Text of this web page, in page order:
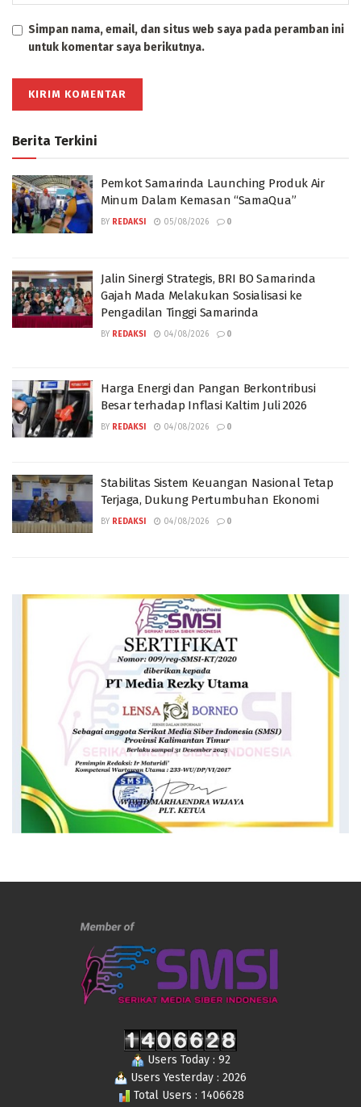
Simpan nama, email, dan situs web saya pada peramban ini
untuk komentar saya berikutnya.
Berita Terkini
Pemkot Samarinda Launching Produk Air
Minum Dalam Kemasan “SamaQua”
BY REDAKSI 05/08/2026 0
Jalin Sinergi Strategis, BRI BO Samarinda
Gajah Mada Melakukan Sosialisasi ke
Pengadilan Tinggi Samarinda
BY REDAKSI 04/08/2026 0
Harga Energi dan Pangan Berkontribusi
Besar terhadap Inflasi Kaltim Juli 2026
BY REDAKSI 04/08/2026 0
Stabilitas Sistem Keuangan Nasional Tetap
Terjaga, Dukung Pertumbuhan Ekonomi
BY REDAKSI 04/08/2026 0
Users Today : 92
Users Yesterday : 2026
Total Users : 1406628